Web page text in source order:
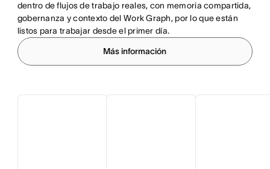
dentro de flujos de trabajo reales, con memoria compartida,
gobernanza y contexto del Work Graph, por lo que están
listos para trabajar desde el primer día.
Más información